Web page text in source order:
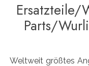
Ersatzteile/
Parts/
Weltweit größtes